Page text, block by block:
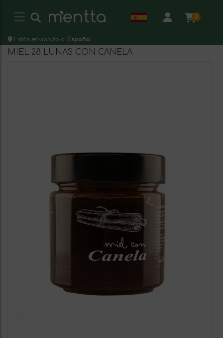
0
Estás enviando a: España
MIEL 28 LUNAS CON CANELA